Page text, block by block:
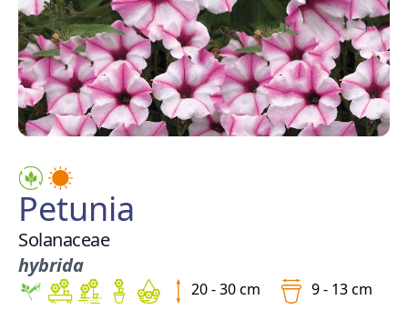
Petunia
Solanaceae
hybrida
20 - 30 cm 9 - 13 cm